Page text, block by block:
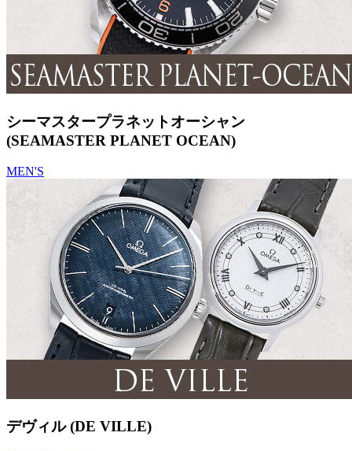
シーマスタープラネットオーシャン
(SEAMASTER PLANET OCEAN)
MEN'S
デヴィル (DE VILLE)